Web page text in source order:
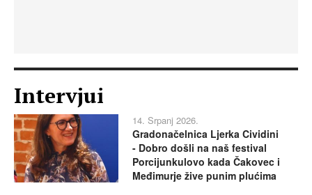
Intervjui
14. Srpanj 2026.
Gradonačelnica Ljerka Cividini
- Dobro došli na naš festival
Porcijunkulovo kada Čakovec i
Međimurje žive punim plućima